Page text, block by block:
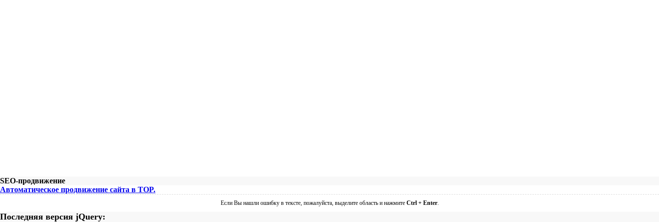
SEO-продвижение
Автоматическое продвижение сайта в TOP.
Если Вы нашли ошибку в тексте, пожалуйста, выделите область и нажмите Ctrl + Enter.
Последняя версия jQuery: